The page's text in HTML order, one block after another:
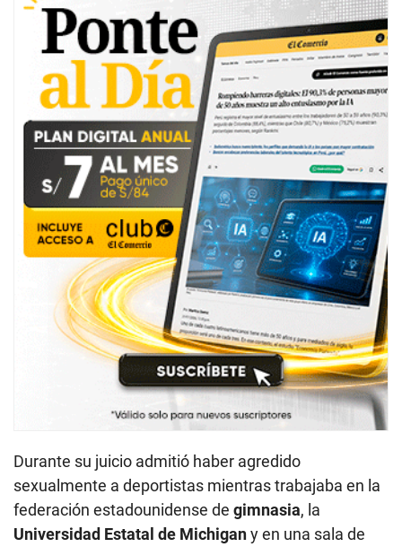
Durante su juicio admitió haber agredido
sexualmente a deportistas mientras trabajaba en la
federación estadounidense de gimnasia, la
Universidad Estatal de Michigany en una sala de